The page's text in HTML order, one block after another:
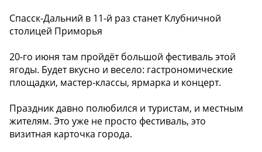
Спасск-Дальний в 11-й раз станет Клубничной
столицей Приморья
20-го июня там пройдёт большой фестиваль этой
ягоды. Будет вкусно и весело: гастрономические
площадки, мастер-классы, ярмарка и концерт.
Праздник давно полюбился и туристам, и местным
жителям. Это уже не просто фестиваль, это
визитная карточка города.